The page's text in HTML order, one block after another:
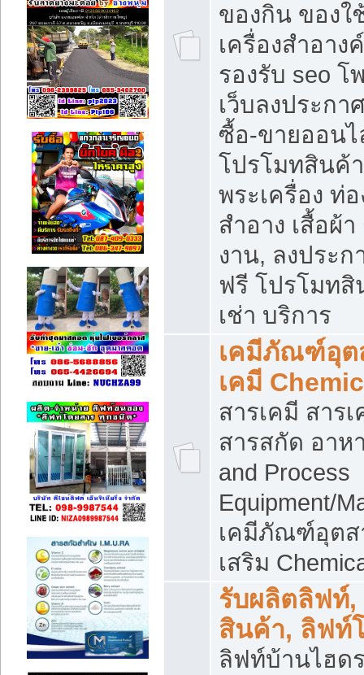
ของกิน ของใ
เครื่องสำอา
รองรับ seo โ
เว็บลงประก
ซื้อ-ขายออน
โปรโมทสินค้
พระเครื่อง ท่อ
สำอาง เสื้อผ้
งาน, ลงประ
ฟรี โปรโมท
เช่า บริการ
เคมีภัณฑ์อุต
เคมี
สารเคมี สาร
สารสกัด อาห
and Process
Equipment/
เคมีภัณฑ์อุตส
เสริม
รับผลิตลิฟท์
สินค้า, ลิฟท์
ลิฟท์บ้านไฮด